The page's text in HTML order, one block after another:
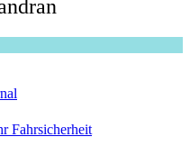
Fahrsicherheit